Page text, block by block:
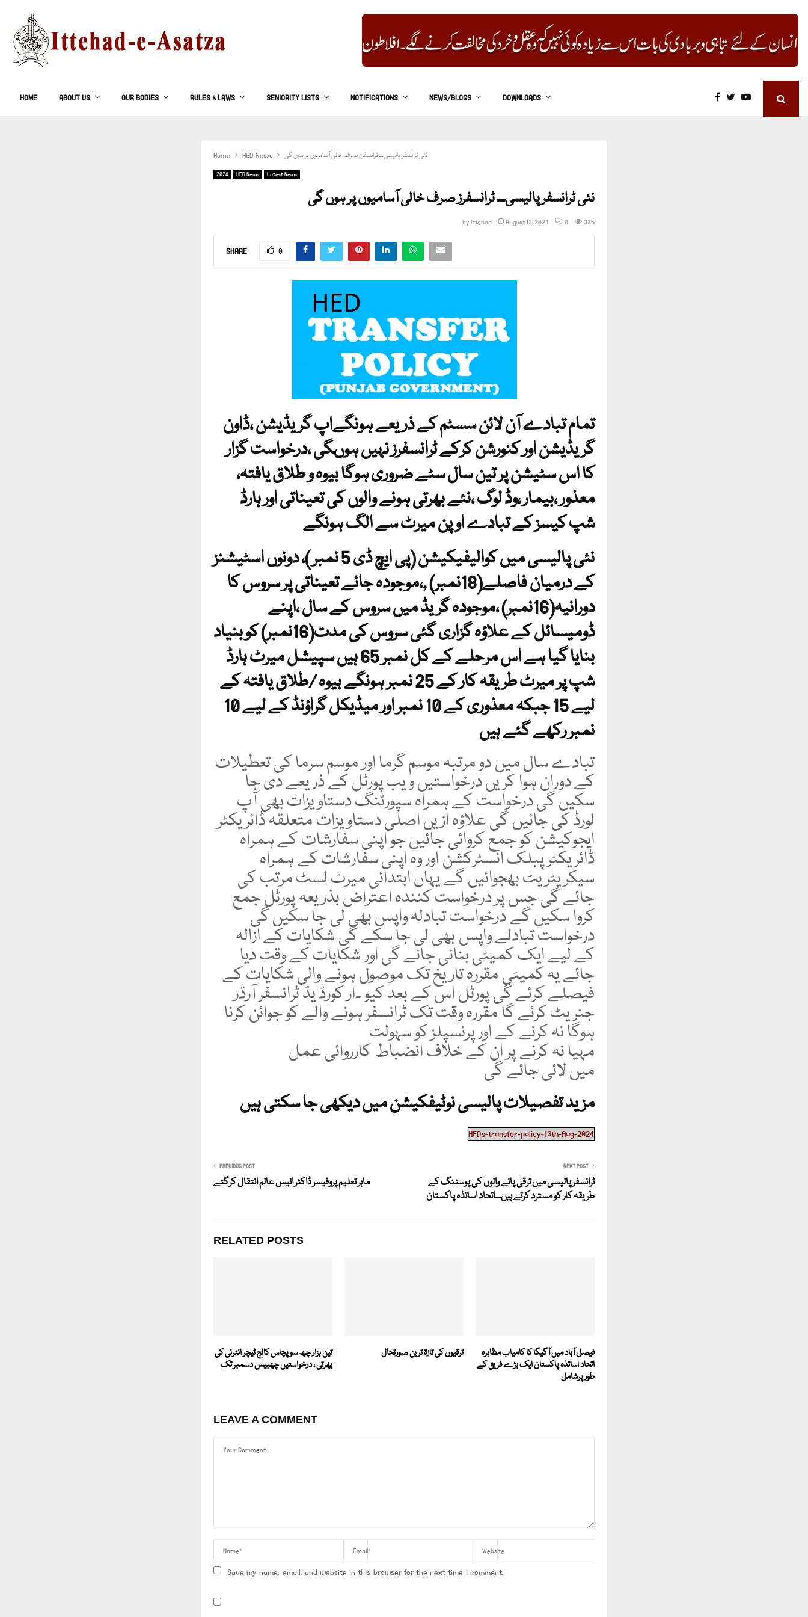
HOME ABOUT US OUR BODIES RULES & LAWS SENIORITY LISTS NOTIFICATIONS NEWS/BLOGS DOWNLOADS
Home HED News نئی ٹرانسفر پالیسی۔۔ ٹرانسفرز صرف خالی آسامیوں پر ہوں گی
2024 HED News Latest News
نئی ٹرانسفر پالیسی۔۔ ٹرانسفرز صرف خالی آسامیوں پر ہوں گی
byIttehad August 13, 2024 0 335
SHARE 0
تمام تبادے آن لائن سسٹم کے ذریعے ہونگےاپ گریڈیشن ،ڈاون
گریڈیشن اور کنورشن کرکے ٹرانسفرز نہیں ہوںگی ،درخواست گزار
کا اس سٹیشن پر تین سال سٹے ضروری ہوگا بیوہ و طلاق یافتہ،
معذور ،بیمار ،وڈ لوگ ،نئے بھرتی ہونے والوں کی تعیناتی اور ہارڈ
شپ کیسز کے تبادے اوپن میرٹ سے الگ ہونگے
نئی پالیسی میں کوالیفیکیشن (پی ایچ ڈی 5 نمبر )، دونوں اسٹیشنز
کے درمیان فاصلے(18نمبر) ,،موجودہ جائے تعیناتی پر سروس کا
دورانیہ(16نمبر) ،موجودہ گریڈ میں سروس کے سال ،اپنے
ڈومیسائل کے علاؤہ گزاری گئی سروس کی مدت(16نمبر) کو بنیاد
بنایا گیا ہے اس مرحلے کے کل نمبر 65 ہیں سپیشل میرٹ ہارڈ
شپ پر میرٹ طریقہ کار کے 25 نمبر ہونگے بیوہ /طلاق یافتہ کے
لیے 15 جبکہ معذوری کے 10 نمبر اور میڈیکل گراؤنڈ کے لیے 10
نمبر رکھے گئے ہیں
تبادے سال میں دو مرتبہ موسم گرما اور موسم سرما کی تعطیلات
کے دوران ہوا کریں درخواستیں ویب پورٹل کے ذریعے دی جا
سکیں گی درخواست کے ہمراہ سپورٹنگ دستاویزات بھی آپ
لورڈ کی جائیں گی علاؤہ ازیں اصلی دستاویزات متعلقہ ڈائریکٹر
ایجوکیشن کو جمع کروائی جائیں جو اپنی سفارشات کے ہمراہ
ڈائریکٹر پبلک انسٹرکشن اور وہ اپنی سفارشات کے ہمراہ
سیکریٹریٹ بھجوائیں گے یہاں ابتدائی میرٹ لسٹ مرتب کی
جائے گی جس پر درخواست کنندہ اعتراض بذریعہ پورٹل جمع
کروا سکیں گے درخواست تبادلہ واپس بھی لی جا سکیں گی
درخواست تبادلے واپس بھی لی جا سکے گی شکایات کے ازالہ
کے لیے ایک کمیٹی بنائی جائے گی اور شکایات کے وقت دیا
جائے یہ کمیٹی مقررہ تاریخ تک موصول ہونے والی شکایات کے
فیصلے کرئے گی پورٹل اس کے بعد کیو ۔ار کورڈ یڈ ٹرانسفر آرڈر
جنریٹ کرئے گا مقررہ وقت تک ٹرانسفر ہونے والے کو جوائن کرنا
ہوگا نہ کرنے کے اور پرنسپلز کو سہولت
مہیا نہ کرنے پر ان کے خلاف انضباط کارروائی عمل
میں لائی جائے گی
مزید تفصیلات پالیسی نوٹیفکیشن میں دیکھی جا سکتی ہیں
HEDs-transfer-policy-13th-Aug-2024
PREVIOUS POST
ماہر تعلیم پروفیسر ڈاکٹر انیس عالم انتقال کرگئے
NEXT POST
ٹرانسفر پالیسی میں ترقی پانے والوں کی پوسٹنگ کے
طریقہ کار کو مسترد کرتے ہیں۔۔اتحاد اساتذہ پاکستان
RELATED POSTS
تین ہزار چھ سو پچاس کالج ٹیچر انٹرنی کی
بھرتی ، درخواستیں چھبیس دسمبر تک
ترقیوں کی تازۃ ترین صورتحال
فیصل آباد میں آگیگا کا کامیاب مظاہرہ
اتحاد اساتذہ پاکستان ایک بڑے فریق کے
طور پرشامل
LEAVE A COMMENT
Save my name, email, and website in this browser for the next time I comment.